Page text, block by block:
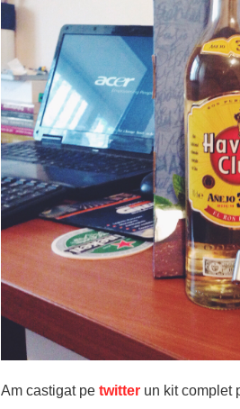
Am castigat pe twitter un kit complet